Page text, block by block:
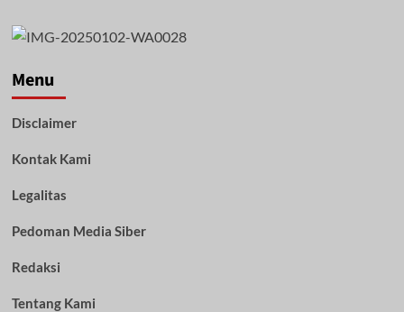
Kelas
Angkutan
Lebaran
Menu
Disclaimer
Kontak Kami
Legalitas
Pedoman Media Siber
Redaksi
Tentang Kami